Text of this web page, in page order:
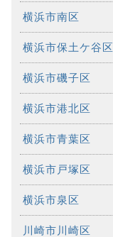
横浜市南区
横浜市保土ケ谷区
横浜市磯子区
横浜市港北区
横浜市青葉区
横浜市戸塚区
横浜市泉区
川崎市川崎区